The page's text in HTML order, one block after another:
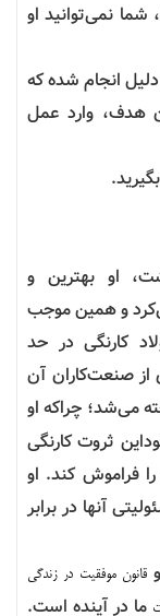
نمی‌توانید او
دلیل انجام شده که
هدف، وارد عمل
او بهترین و
و همین موجب
کارنگی در حد
از صنعت‌کاران آن
می‌شد؛ چراکه او
ثروت کارنگی
فراموش کند. او
آنها در برابر
قانون موفقیت در زندگی
ما در آینده است.